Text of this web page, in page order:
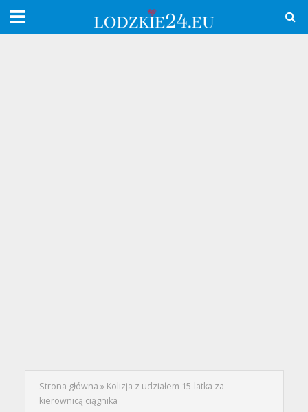
Strona główna » Kolizja z udziałem 15-latka za
kierownicą ciągnika